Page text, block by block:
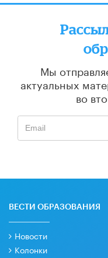
Мы
актуальных
во
ВЕСТИ ОБРАЗОВАНИЯ
Новости
Колонки